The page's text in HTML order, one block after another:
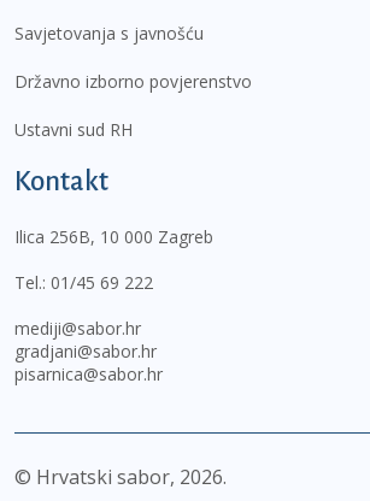
Savjetovanja s javnošću
Državno izborno povjerenstvo
Ustavni sud RH
Kontakt
Ilica 256B, 10 000 Zagreb
Tel.: 01/45 69 222
mediji@sabor.hr
gradjani@sabor.hr
pisarnica@sabor.hr
© Hrvatski sabor, 2026